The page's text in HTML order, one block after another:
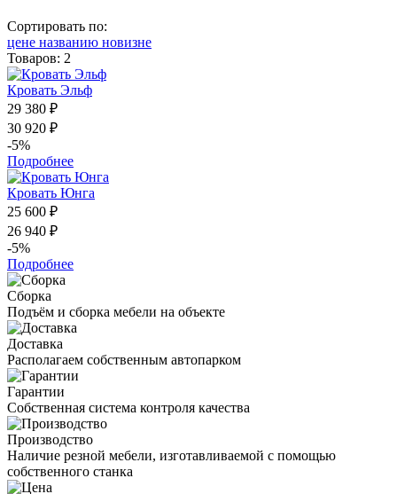
Сортировать по:
цене названию новизне
Товаров: 2
Кровать Эльф
29 380 ₽
30 920 ₽
-5%
Подробнее
Кровать Юнга
25 600 ₽
26 940 ₽
-5%
Подробнее
Сборка
Подъём и сборка мебели на объекте
Доставка
Располагаем собственным автопарком
Гарантии
Собственная система контроля качества
Производство
Наличие резной мебели, изготавливаемой с помощью
собственного станка